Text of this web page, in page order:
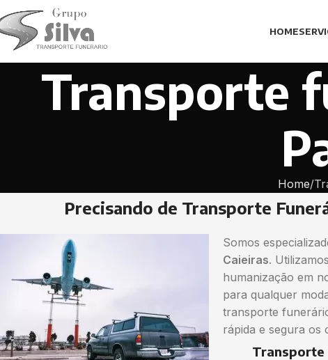
HOME
Transporte
Home
Precisando de Transporte
Somos
Caieiras.
humanização em
para qualquer
transporte
rápida e segura os
Transporte